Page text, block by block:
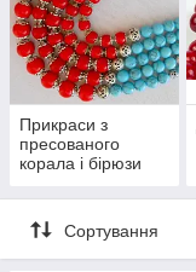
Прикраси з
пресованого
корала і бірюзи
Сортування